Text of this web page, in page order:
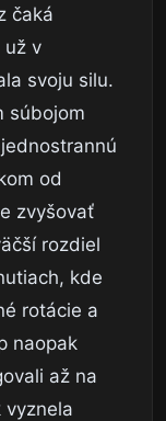
čaká
už v
svoju silu.
súbojom
od
zvyšovať
rozdiel
kde
rotácie a
naopak
až na
vyznela